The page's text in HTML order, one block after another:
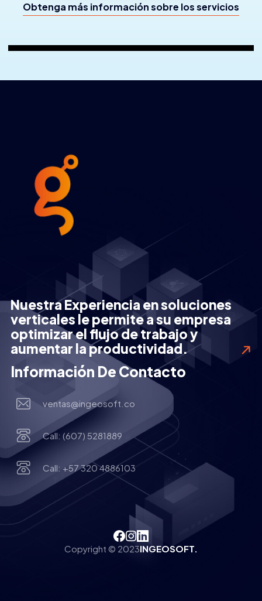
Obtenga más información sobre los servicios
Nuestra Experiencia en soluciones
verticales le permite a su empresa
optimizar el flujo de trabajo y
aumentar la productividad.
Información De Contacto
ventas@ingeosoft.co
Call: (607) 5281889
Call: +57 320 4886103
Copyright © 2023INGEOSOFT.